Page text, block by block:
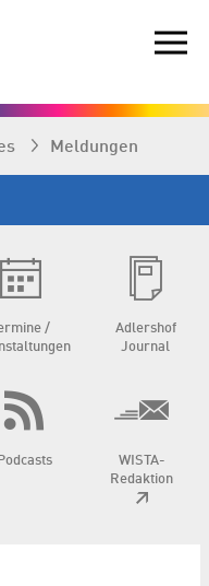
Meldungen
/
Adlershof
Journal
Podcasts
WISTA-
Redaktion